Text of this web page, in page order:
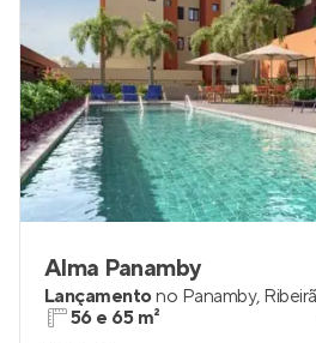
Alma Panamby
Lançamentono Panamby,
56 e 65 m²